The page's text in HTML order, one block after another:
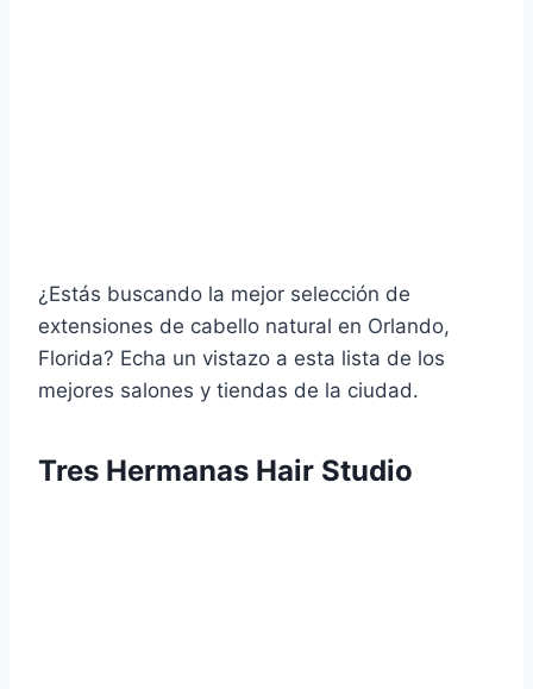
¿Estás buscando la mejor selección de
extensiones de cabello natural en Orlando,
Florida? Echa un vistazo a esta lista de los
mejores salones y tiendas de la ciudad.
Tres Hermanas Hair Studio